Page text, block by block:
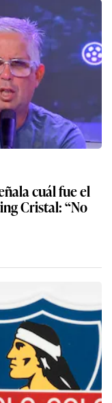
cuál fue el
Cristal: “No